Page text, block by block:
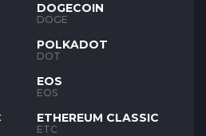
DOGECOIN
DOGE
POLKADOT
DOT
EOS
EOS
ETHEREUM CLASSIC
ETC